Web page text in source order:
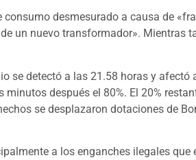
desmesurado a causa de
un nuevo transformador». Mientras
se detectó a las 21.58 horas y afectó
después el 80%. El 20%
se desplazaron dotaciones de
a los enganches ilegales